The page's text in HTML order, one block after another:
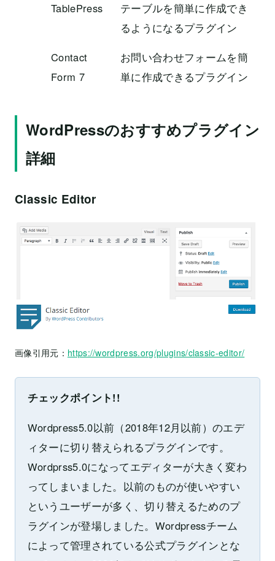
TablePress
テーブルを簡単に作成でき
るようになるプラグイン
Contact
Form 7
お問い合わせフォームを簡
単に作成できるプラグイン
WordPressのおすすめプラグイン
詳細
Classic Editor
画像引用元： https://wordpress.org/plugins/classic-editor/
チェックポイント!!
Wordpress5.0以前（2018年12月以前）のエデ
ィターに切り替えられるプラグインです。
Wordprss5.0になってエディターが大きく変わ
ってしまいました。以前のものが使いやすい
というユーザーが多く、切り替えるためのプ
ラグインが登場しました。Wordpressチーム
によって管理されている公式プラグインとな